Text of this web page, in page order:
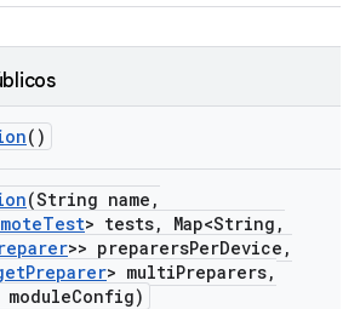
()
(String name ,
Test> tests, Map<String ,
>> preparersPerDevice ,
Preparer> multiPreparers,
moduleConfig)